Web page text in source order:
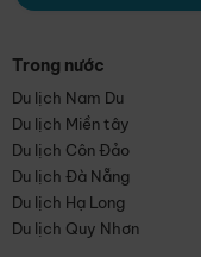
Trong nước
Du lịch Nam Du
Du lịch Miền tây
Du lịch Côn Đảo
Du lịch Đà Nẵng
Du lịch Hạ Long
Du lịch Quy Nhơn